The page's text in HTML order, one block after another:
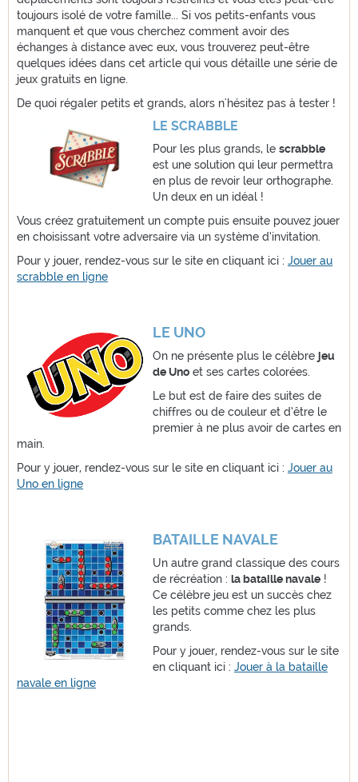
toujours isolé de votre famille... Si vos petits-enfants vous
manquent et que vous cherchez comment avoir des
échanges à distance avec eux, vous trouverez peut-être
quelques idées dans cet article qui vous détaille une série de
jeux gratuits en ligne.
De quoi régaler petits et grands, alors n'hésitez pas à tester !
LE SCRABBLE
Pour les plus grands, le scrabble
est une solution qui leur permettra
en plus de revoir leur orthographe.
Un deux en un idéal !
Vous créez gratuitement un compte puis ensuite pouvez jouer
en choisissant votre adversaire via un système d’invitation.
Pour y jouer, rendez-vous sur le site en cliquant ici : Jouer au
scrabble en ligne
LE UNO
On ne présente plus le célèbre jeu
de Uno et ses cartes colorées.
Le but est de faire des suites de
chiffres ou de couleur et d’être le
premier à ne plus avoir de cartes en
main.
Pour y jouer, rendez-vous sur le site en cliquant ici : Jouer au
Uno en ligne
BATAILLE NAVALE
Un autre grand classique des cours
de récréation : la bataille navale !
Ce célèbre jeu est un succès chez
les petits comme chez les plus
grands.
Pour y jouer, rendez-vous sur le site
en cliquant ici : Jouer à la bataille
navale en ligne